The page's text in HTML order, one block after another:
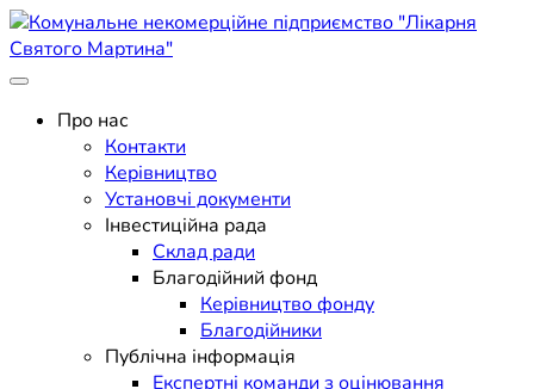
Skip
to
content
Комунальне некомерційне
підприємство "Лікарня
Святого Мартина"
Поліклініка Мукачево
Про нас
Контакти
Керівництво
Установчі документи
Інвестиційна рада
Склад ради
Благодійний фонд
Керівництво фонду
Благодійники
Публічна інформація
Експертні команди з оцінювання